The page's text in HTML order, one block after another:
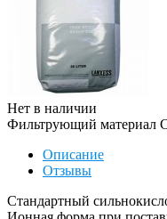
Нет в наличии
Фильтрующий материал
Описание
Отзывы
Стандартный